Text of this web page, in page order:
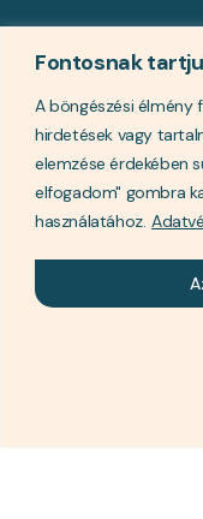
Fontosnak
A böngészési élmény
hirdetések vagy
elemzése érdekében
elfogadom" gombra
használatához.
info@ponpaon.ro
+40 752 896 977
FAQ
Hogyan rendelhetek?
Visszaküldési űrlap
Kövess!